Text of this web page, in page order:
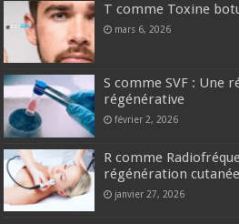
T comme Toxine
mars 6, 2026
S comme SVF : Une
régénérative
février 2, 2026
R comme
régénération cutanée
janvier 27, 2026